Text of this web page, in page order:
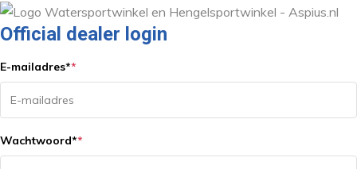
Official dealer login
E-mailadres**
Wachtwoord**